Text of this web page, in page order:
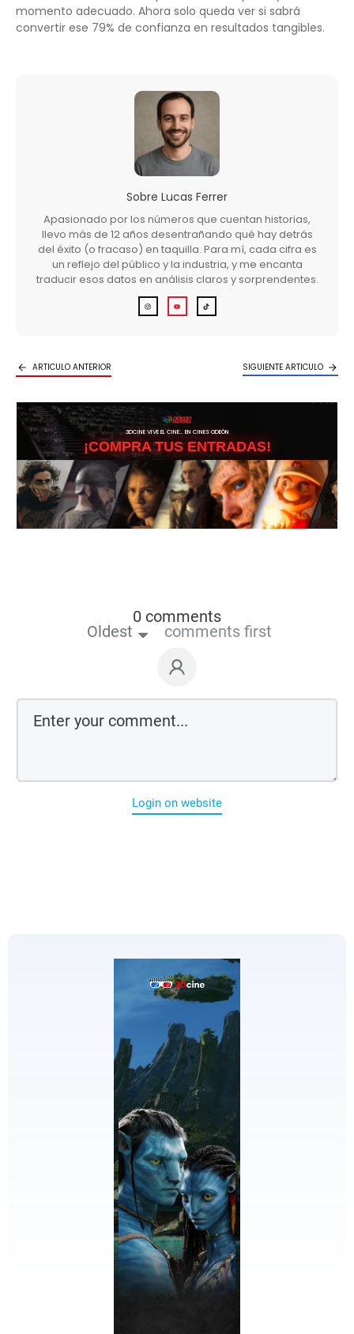
momento adecuado. Ahora solo queda ver si sabrá
convertir ese 79% de confianza en resultados tangibles.
Sobre Lucas Ferrer
Apasionado por los números que cuentan historias,
llevo más de 12 años desentrañando qué hay detrás
del éxito (o fracaso) en taquilla. Para mí, cada cifra es
un reflejo del público y la industria, y me encanta
traducir esos datos en análisis claros y sorprendentes.
ARTICULO ANTERIOR SIGUIENTE ARTICULO
3DCINE VIVE EL CINE… EN CINES ODEÓN
¡COMPRA TUS ENTRADAS!
0 comments
Oldest comments first
Login on website